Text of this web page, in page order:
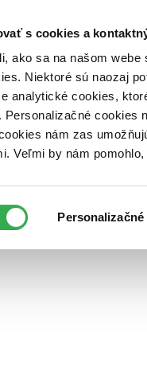
s cookies a
ako sa na našom
Niektoré sú naozaj
analytické cookies,
cookies
nám zas
Veľmi by nám
Personalizačné